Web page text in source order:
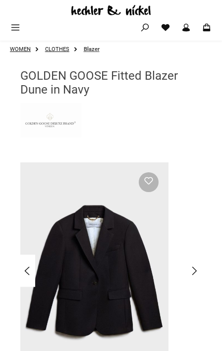
Zum Hauptinhalt springen
WOMEN CLOTHES Blazer
GOLDEN GOOSE Fitted Blazer
Dune in Navy